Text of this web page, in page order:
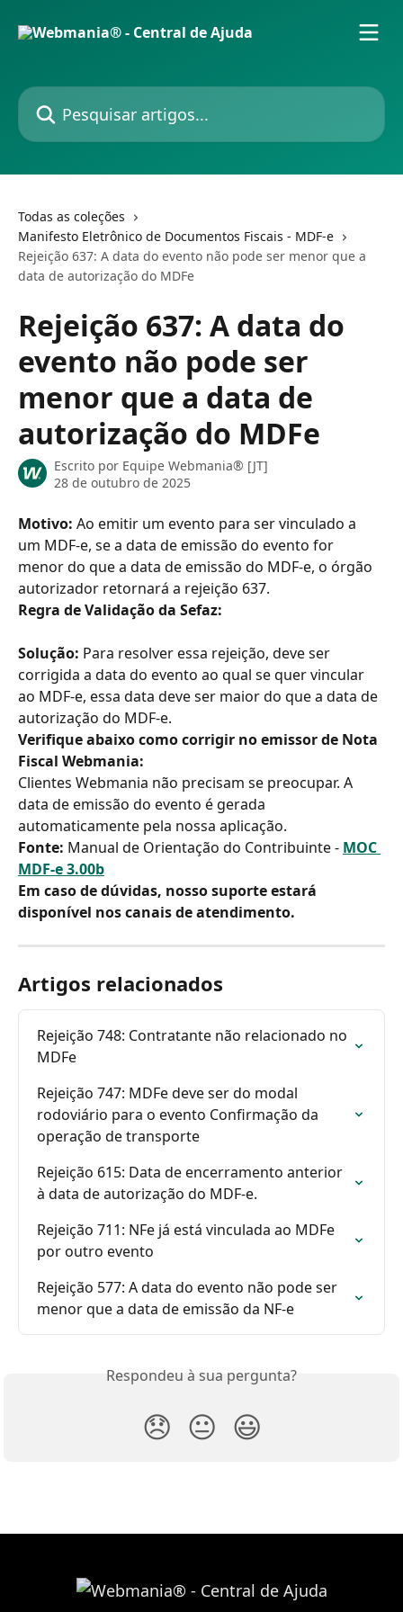
Pesquisar artigos...
Todas as coleções
Manifesto Eletrônico de Documentos Fiscais - MDF-e
Rejeição 637: A data do evento não pode ser menor que a
data de autorização do MDFe
Rejeição 637: A data do
evento não pode ser
menor que a data de
autorização do MDFe
Escrito por Equipe Webmania® [JT]
28 de outubro de 2025
Motivo: Ao emitir um evento para ser vinculado a
um MDF-e, se a data de emissão do evento for
menor do que a data de emissão do MDF-e, o órgão
autorizador retornará a rejeição 637.
Regra de Validação da Sefaz:
Solução: Para resolver essa rejeição, deve ser
corrigida a data do evento ao qual se quer vincular
ao MDF-e, essa data deve ser maior do que a data de
autorização do MDF-e.
Verifique abaixo como corrigir no emissor de Nota
Fiscal Webmania:
Clientes Webmania não precisam se preocupar. A
data de emissão do evento é gerada
automaticamente pela nossa aplicação.
Fonte: Manual de Orientação do Contribuinte - MOC
MDF-e 3.00b
Em caso de dúvidas, nosso suporte estará
disponível nos canais de atendimento.
Artigos relacionados
Rejeição 748: Contratante não relacionado no
MDFe
Rejeição 747: MDFe deve ser do modal
rodoviário para o evento Confirmação da
operação de transporte
Rejeição 615: Data de encerramento anterior
à data de autorização do MDF-e.
Rejeição 711: NFe já está vinculada ao MDFe
por outro evento
Rejeição 577: A data do evento não pode ser
menor que a data de emissão da NF-e
Respondeu à sua pergunta?
😞 😐 😃